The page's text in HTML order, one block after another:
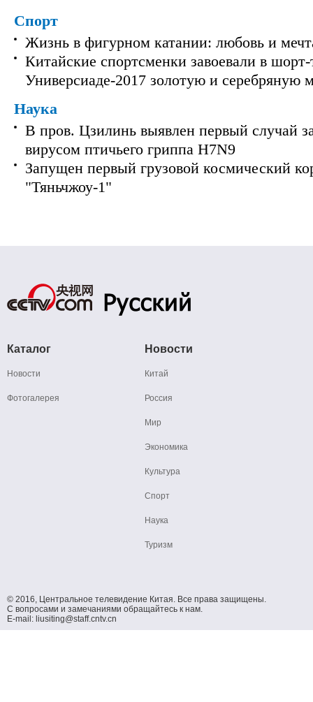
Спорт
Жизнь в фигурном катании: любовь и
Китайские спортсменки завоевали в шорт-
Универсиаде-2017 золотую и серебряную
Наука
В пров. Цзилинь выявлен первый случай
вирусом птичьего гриппа H7N9
Запущен первый грузовой космический
"Тяньчжоу-1"
Каталог
Новости
Фотогалерея
Новости
Китай
Россия
Мир
Экономика
Культура
Спорт
Наука
Туризм
© 2016, Центральное телевидение Китая. Все права защищены.
С вопросами и замечаниями обращайтесь к нам.
E-mail: liusiting@staff.cntv.cn